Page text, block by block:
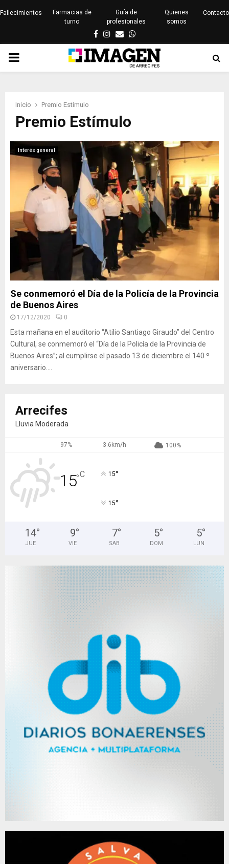
Fallecimientos
Farmacias de
turno
Guía de
profesionales
Quienes
somos
Contacto
Facebook
Instagram
EmailWhatsapp
PRIMARY
Inicio Premio Estímulo
Premio Estímulo
Interés general
Se conmemoró el Día de la Policía de la Provincia
de Buenos Aires
17/12/2020 0
Esta mañana en el auditorio “Atilio Santiago Giraudo” del Centro
Cultural, se conmemoró el “Día de la Policía de la Provincia de
Buenos Aires”; al cumplirse el pasado 13 de diciembre el 140 º
aniversario....
Arrecifes
Lluvia Moderada
97% 3.6km/h 100%
15°C 15°
15°
14°
JUE
9°
VIE
7°
SAB
5°
DOM
5°
LUN